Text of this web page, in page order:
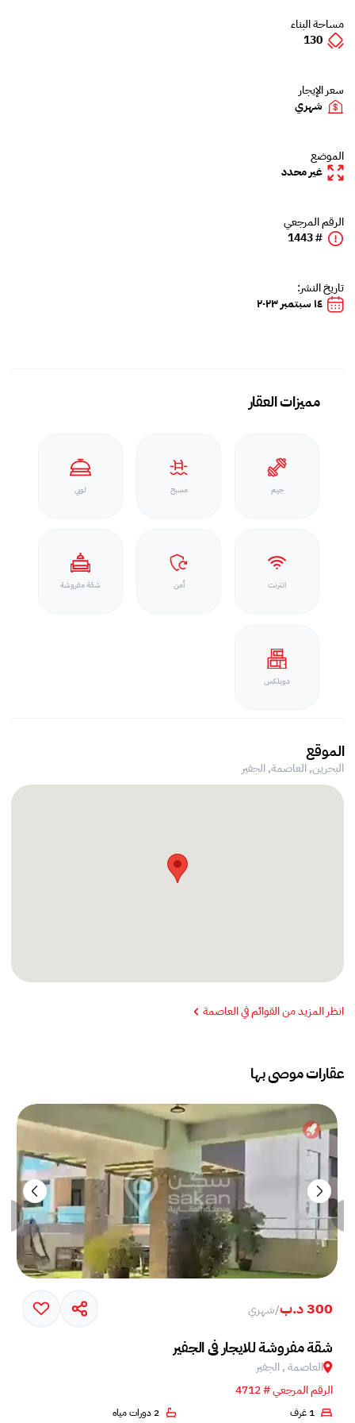
مساحة البناء
130
سعر الإيجار
شهري
الموضع
غير محدد
الرقم المرجعي
# 1443
تاريخ النشر:
١٤ سبتمبر ٢٠٢٣
مميزات العقار
جيم مسبح لوبي
انترنت أمن شقة مفروشة
دوبلكس
الموقع
البحرين, العاصمة,الجفير
انظر المزيد من القوائم في العاصمة
عقارات موصى بها
300 د.ب /شهري
شقة مفروشة للايجار في الجفير
العاصمة , الجفير
الرقم المرجعي # 4712
1 غرف 2 دورات مياه